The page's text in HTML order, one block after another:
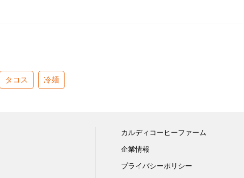
タコス 冷麺
カルディコーヒーファーム
企業情報
プライバシーポリシー